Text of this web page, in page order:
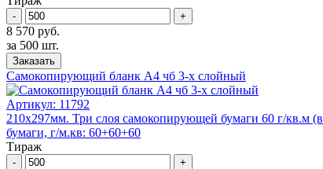
- +
8 570 руб.
за 500 шт.
Заказать
Самокопирующий бланк А4 чб 3-x слойный
Артикул: 11792
210х297мм. Три слоя самокопирующей бумаги 60 г/кв.м
бумаги, г/м.кв: 60+60+60
Тираж
- +